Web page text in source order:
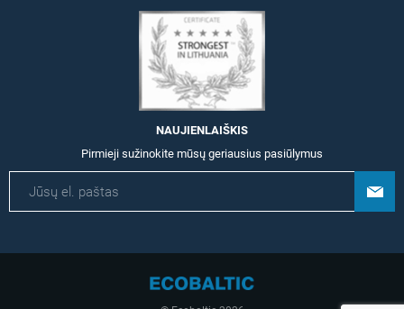
NAUJIENLAIŠKIS
Pirmieji sužinokite mūsų geriausius pasiūlymus